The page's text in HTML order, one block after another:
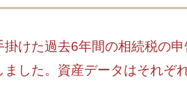
けた過去6年間の相続税の
した。資産データはそれぞ